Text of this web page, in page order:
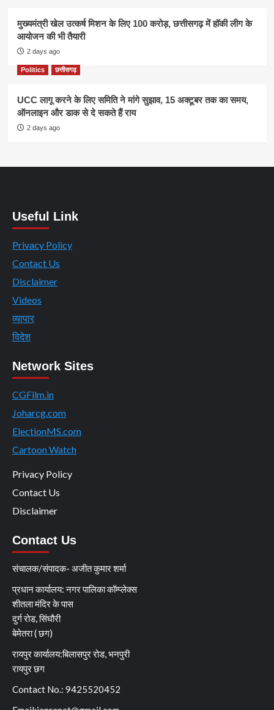
मुख्यमंत्री खेल उत्कर्ष मिशन के लिए 100 करोड़, छत्तीसगढ़ में हॉकी लीग के
आयोजन की भी तैयारी
2 days ago
Politics छत्तीसगढ़
UCC लागू करने के लिए समिति ने मांगे सुझाव, 15 अक्टूबर तक का समय,
ऑनलाइन और डाक से दे सकते हैं राय
2 days ago
Useful Link
Privacy Policy
Contact Us
Disclaimer
Videos
व्यापार
विदेश
Network Sites
CGFilm.in
Joharcg.com
ElectionMS.com
Cartoon Watch
Privacy Policy
Contact Us
Disclaimer
Contact Us
संचालक/संपादक- अजीत कुमार शर्मा
प्रधान कार्यालय: नगर पालिका कॉम्प्लेक्स
शीतला मंदिर के पास
दुर्ग रोड, सिंघौरी
बेमेतरा ( छग)
रायपुर कार्यालय:बिलासपुर रोड, भनपुरी
रायपुर छग
Contact No.: 9425520452